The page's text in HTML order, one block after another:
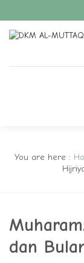
You are here :
dan